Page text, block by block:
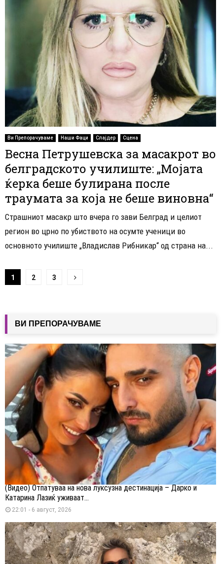
Ви Препорачуваме Наши Фаци Слајдер Сцена
Весна Петрушевска за масакрот во
белградското училиште: „Мојата
ќерка беше булирана после
траумата за која не беше виновна“
Страшниот масакр што вчера го зави Белград и целиот
регион во црно по убиството на осумте ученици во
основното училиште „Владислав Рибникар“ од страна на...
Навигација
написи
1 2 3
ВИ ПРЕПОРАЧУВАМЕ
(Видео) Отпатуваа на нова луксузна дестинација – Дарко и
Катарина Лазиќ уживаат...
22:01 - 6 август, 2026